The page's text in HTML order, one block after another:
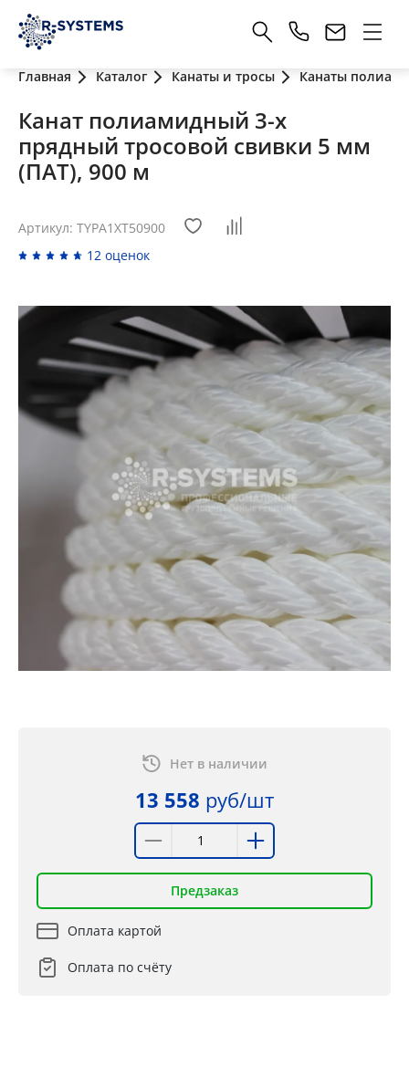
Главная Каталог Канаты и тросы Канаты
Канат полиамидный 3-х
прядный тросовой свивки 5 мм
(ПАТ), 900 м
Артикул: TYPA1XT50900
12 оценок
Нет в наличии
13 558 руб/шт
Предзаказ
Оплата картой
Оплата по счёту